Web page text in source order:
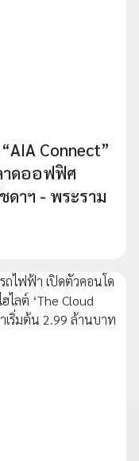
Connect”
าดออฟฟิศ
ดาฯ - พระราม